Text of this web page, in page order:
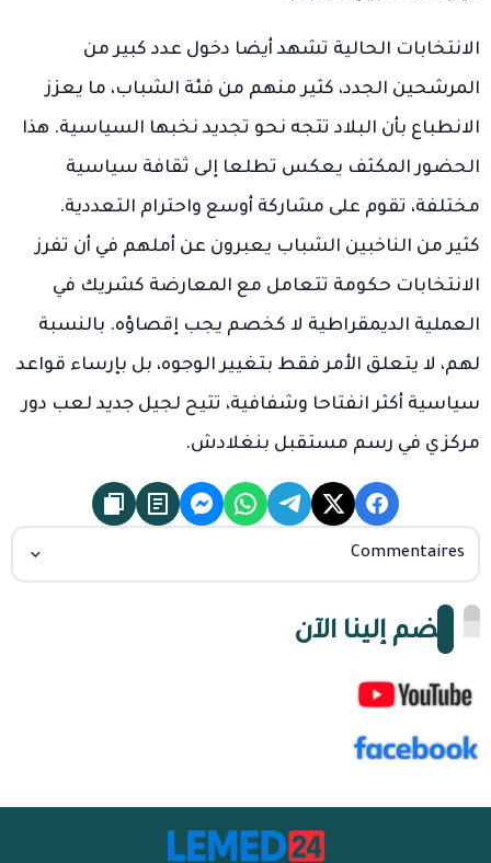
الانتخابات الحالية تشهد أيضا دخول عدد كبير من
المرشحين الجدد، كثير منهم من فئة الشباب، ما يعزز
الانطباع بأن البلاد تتجه نحو تجديد نخبها السياسية. هذا
الحضور المكثف يعكس تطلعا إلى ثقافة سياسية
مختلفة، تقوم على مشاركة أوسع واحترام التعددية.
كثير من الناخبين الشباب يعبرون عن أملهم في أن تفرز
الانتخابات حكومة تتعامل مع المعارضة كشريك في
العملية الديمقراطية لا كخصم يجب إقصاؤه. بالنسبة
لهم، لا يتعلق الأمر فقط بتغيير الوجوه، بل بإرساء قواعد
سياسية أكثر انفتاحا وشفافية، تتيح لجيل جديد لعب دور
مركزي في رسم مستقبل بنغلادش.
Commentaires
انضم إلينا الآن